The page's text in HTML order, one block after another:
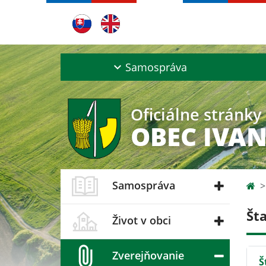
Samospráva
Oficiálne stránky
OBEC
Samospráva
Život v obci
Zverejňovanie